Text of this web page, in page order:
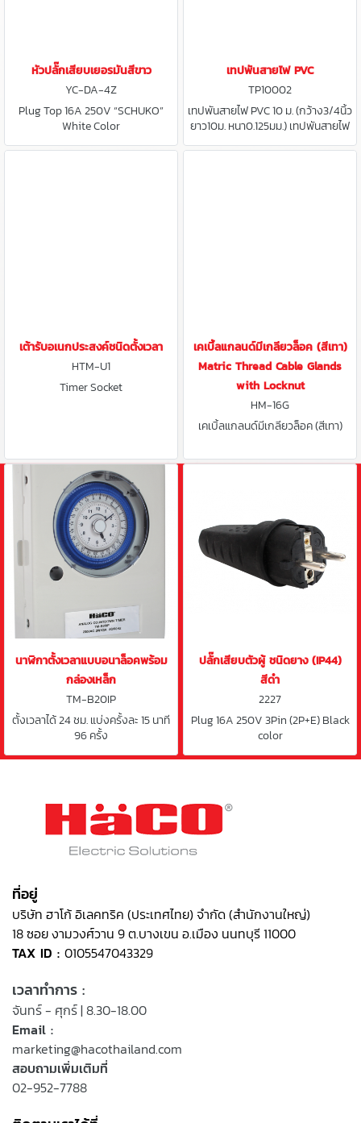
หัวปลั๊กเสียบเยอรมันสีขาว
YC-DA-4Z
Plug Top 16A 250V “SCHUKO”
White Color
เทปพันสายไฟ PVC
TP10002
เทปพันสายไฟ PVC 10 ม. (กว้าง3/4นิ้ว
ยาว10ม. หนา0.125มม.) เทปพันสายไฟ
PVC 18 ม. (กว้าง3/4นิ้ว ยาว18ม.
เต้ารับอเนกประสงค์ชนิดตั้งเวลา
HTM-U1
Timer Socket
เคเบิ้ลแกลนด์มีเกลียวล็อค (สีเทา)
Matric Thread Cable Glands
with Locknut
HM-16G
เคเบิ้ลแกลนด์มีเกลียวล็อค (สีเทา)
นาฬิกาตั้งเวลาแบบอนาล็อคพร้อม
กล่องเหล็ก
TM-B20IP
ตั้งเวลาได้ 24 ชม. แบ่งครั้งละ 15 นาที
96 ครั้ง
ปลั๊กเสียบตัวผู้ ชนิดยาง (IP44)
สีดำ
2227
Plug 16A 250V 3Pin (2P+E) Black
color
ที่อยู่
บริษัท ฮาโก้ อิเลคทริค (ประเทศไทย) จำกัด (สำนักงานใหญ่)
18 ซอย งามวงศ์วาน 9 ต.บางเขน อ.เมือง นนทบุรี 11000
TAX ID : 0105547043329
เวลาทำการ :
จันทร์ - ศุกร์ | 8.30-18.00
Email :
marketing@hacothailand.com
สอบถามเพิ่มเติมที่
02-952-7788